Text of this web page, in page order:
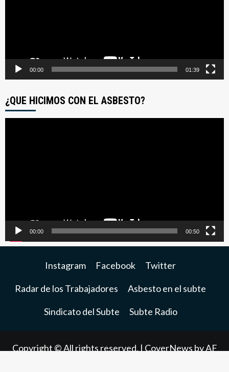
00:00 01:39
¿QUE HICIMOS CON EL ASBESTO?
00:00 00:50
Instagram Facebook Twitter
Radar de los Trabajadores Asbesto en el subte
Sindicato del Subte Subte Radio
Copyright © All rights reserved. | CoverNews by AF